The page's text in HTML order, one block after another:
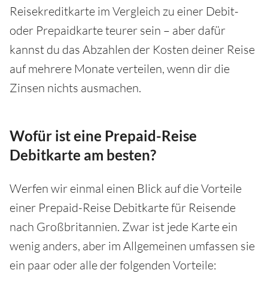
Reisekreditkarte im Vergleich zu einer Debit-
oder Prepaidkarte teurer sein – aber dafür
kannst du das Abzahlen der Kosten deiner Reise
auf mehrere Monate verteilen, wenn dir die
Zinsen nichts ausmachen.
Wofür ist eine Prepaid-Reise
Debitkarte am besten?
Werfen wir einmal einen Blick auf die Vorteile
einer Prepaid-Reise Debitkarte für Reisende
nach Großbritannien. Zwar ist jede Karte ein
wenig anders, aber im Allgemeinen umfassen sie
ein paar oder alle der folgenden Vorteile: